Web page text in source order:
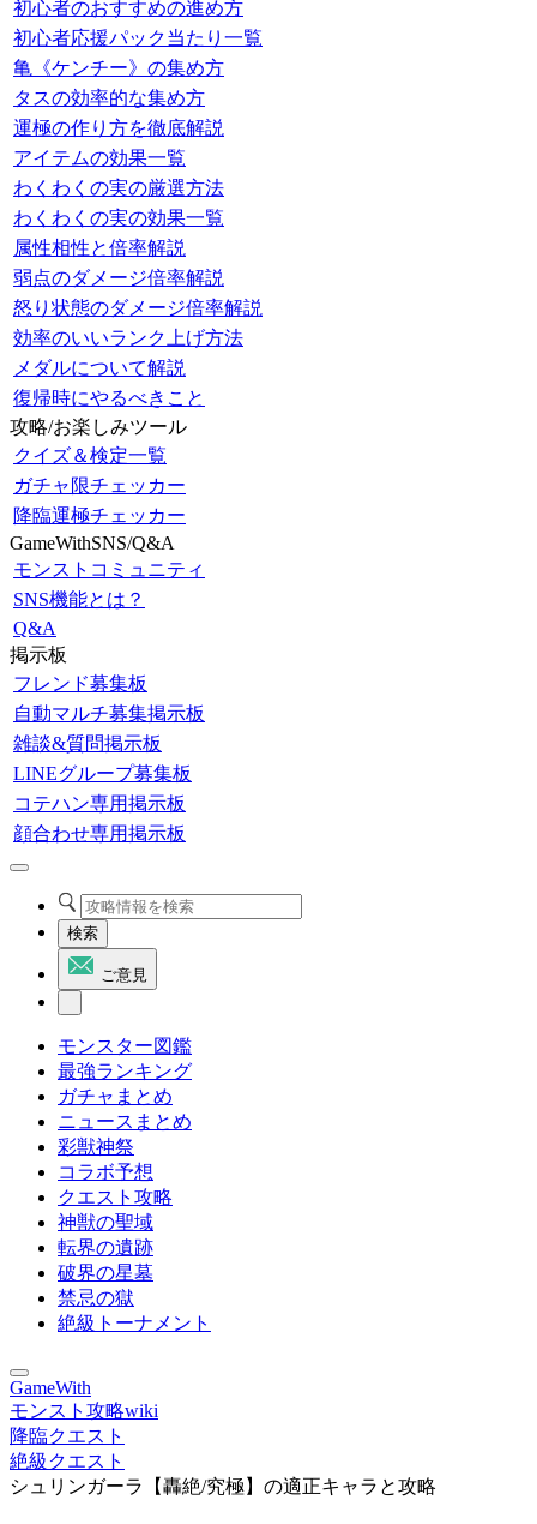
初心者のおすすめの進め方
初心者応援パック当たり一覧
亀《ケンチー》の集め方
タスの効率的な集め方
運極の作り方を徹底解説
アイテムの効果一覧
わくわくの実の厳選方法
わくわくの実の効果一覧
属性相性と倍率解説
弱点のダメージ倍率解説
怒り状態のダメージ倍率解説
効率のいいランク上げ方法
メダルについて解説
復帰時にやるべきこと
攻略/お楽しみツール
クイズ＆検定一覧
ガチャ限チェッカー
降臨運極チェッカー
GameWithSNS/Q&A
モンストコミュニティ
SNS機能とは？
Q&A
掲示板
フレンド募集板
自動マルチ募集掲示板
雑談&質問掲示板
LINEグループ募集板
コテハン専用掲示板
顔合わせ専用掲示板
検索
ご意見
モンスター図鑑
最強ランキング
ガチャまとめ
ニュースまとめ
彩獣神祭
コラボ予想
クエスト攻略
神獣の聖域
転界の遺跡
破界の星墓
禁忌の獄
絶級トーナメント
GameWith
モンスト攻略wiki
降臨クエスト
絶級クエスト
シュリンガーラ【轟絶/究極】の適正キャラと攻略